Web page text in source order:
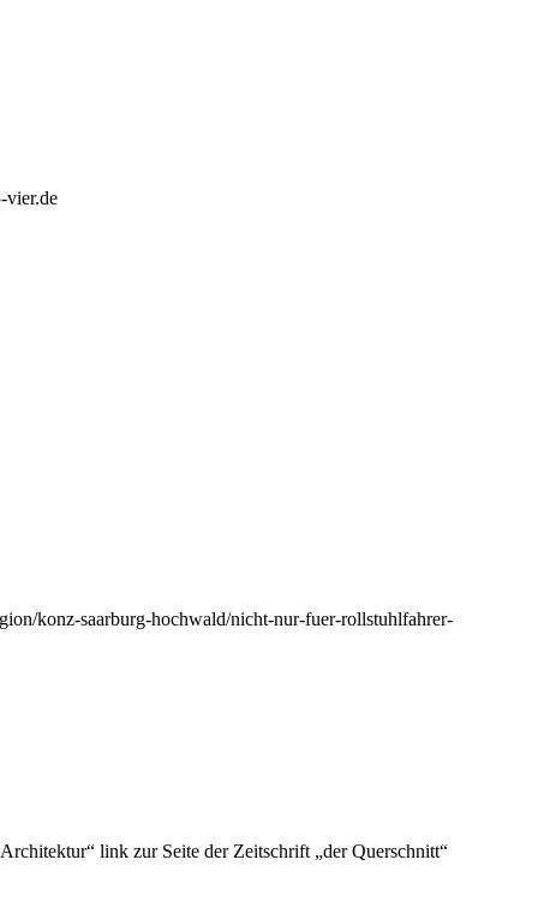
vier.de
konz-saarburg-hochwald/nicht-nur-fuer-rollstuhlfahrer-
link zur Seite der Zeitschrift „der Querschnitt“